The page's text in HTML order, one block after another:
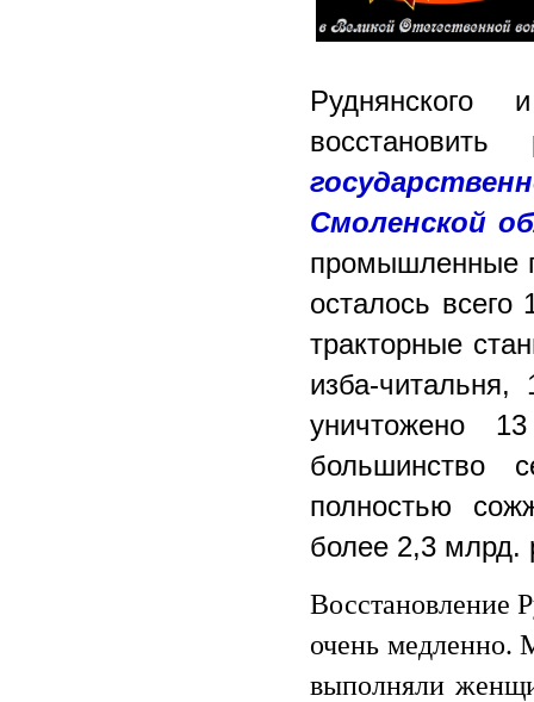
Смоленской
промышленные
осталось
тракторные
изба-
уничтожено
большинство
полностью
более 2,3 млрд.
Восстановление
очень медленно.
выполняли